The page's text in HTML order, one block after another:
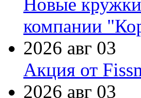
компании
2026 авг 03
Акция от
2026 авг 03